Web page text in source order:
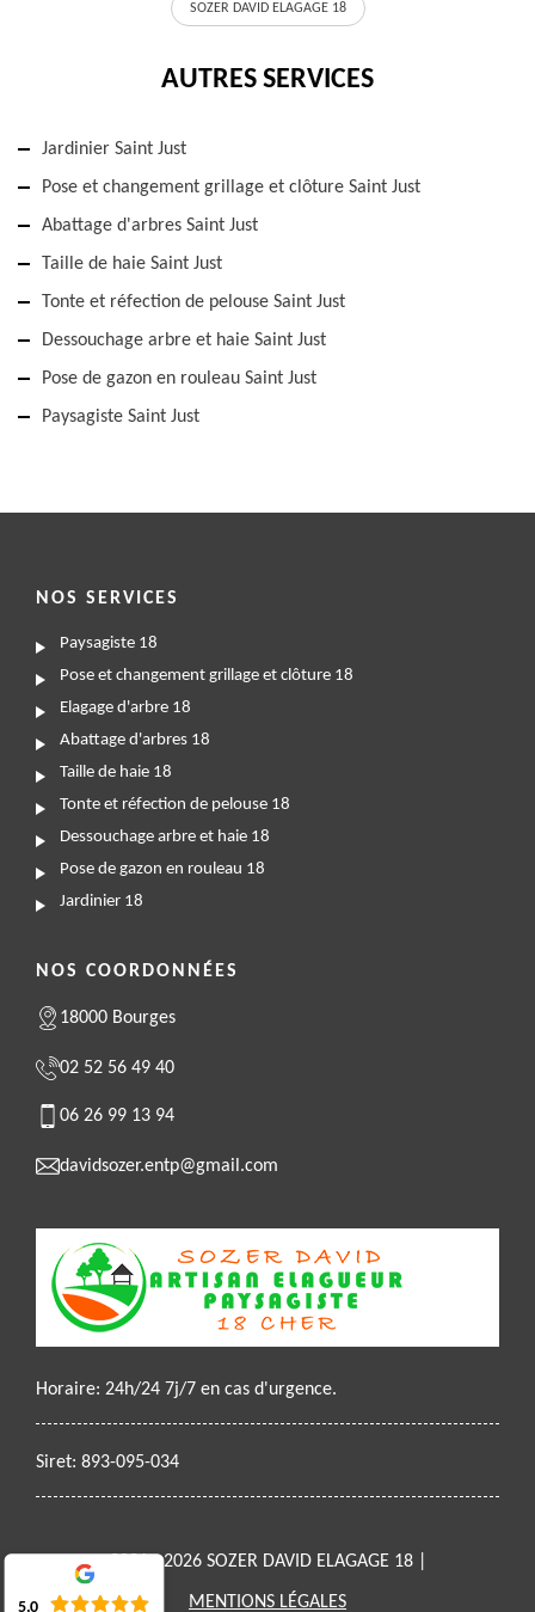
SOZER DAVID ELAGAGE 18
AUTRES SERVICES
Jardinier Saint Just
Pose et changement grillage et clôture Saint Just
Abattage d'arbres Saint Just
Taille de haie Saint Just
Tonte et réfection de pelouse Saint Just
Dessouchage arbre et haie Saint Just
Pose de gazon en rouleau Saint Just
Paysagiste Saint Just
NOS SERVICES
Paysagiste 18
Pose et changement grillage et clôture 18
Elagage d'arbre 18
Abattage d'arbres 18
Taille de haie 18
Tonte et réfection de pelouse 18
Dessouchage arbre et haie 18
Pose de gazon en rouleau 18
Jardinier 18
NOS COORDONNÉES
18000 Bourges
02 52 56 49 40
06 26 99 13 94
davidsozer.entp@gmail.com
Horaire: 24h/24 7j/7 en cas d'urgence.
Siret: 893-095-034
2021 - 2026 SOZER DAVID ELAGAGE 18 |
MENTIONS LÉGALES
5.0